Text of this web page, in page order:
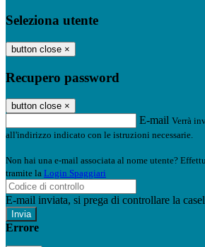
Seleziona utente
button close ×
Recupero password
button close ×
E-mail Verrà
all'indirizzo indicato con le istruzioni necessarie.
Non hai una e-mail associata al nome utente?
tramite la Login Spaggiari
E-mail inviata, si prega di controllare la
Errore